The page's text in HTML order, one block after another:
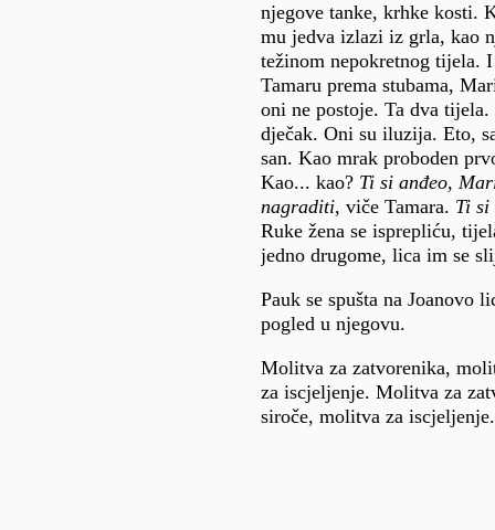
njegove tanke, krhke kosti.
mu jedva izlazi iz grla, kao
težinom nepokretnog tijela.
Tamaru prema stubama,
oni ne postoje. Ta dva
dječak. Oni su iluzija. Eto,
san. Kao mrak proboden
Kao... kao? Ti si anđeo,
nagraditi, viče Tamara. Ti si
Ruke žena se isprepliću,
jedno drugome, lica im se
Pauk se spušta na Joanovo
pogled u njegovu.
Molitva za zatvorenika,
za iscjeljenje. Molitva za
siroče, molitva za